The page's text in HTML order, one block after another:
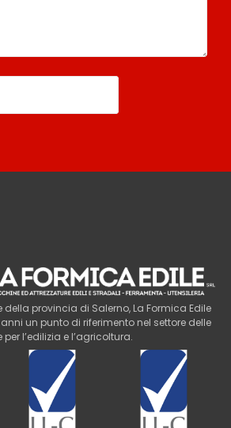
della provincia di Salerno, La Formica Edile
un punto di riferimento nel settore delle
l’edilizia e l’agricoltura.